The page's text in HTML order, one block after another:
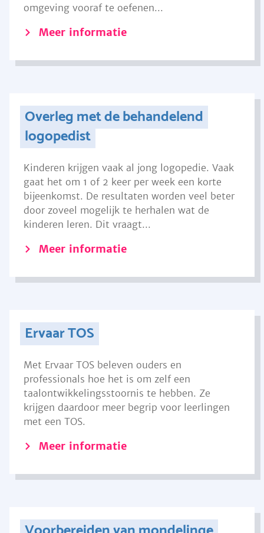
omgeving vooraf te oefenen...
Meer informatie
Overleg met de behandelend
logopedist
Kinderen krijgen vaak al jong logopedie. Vaak
gaat het om 1 of 2 keer per week een korte
bijeenkomst. De resultaten worden veel beter
door zoveel mogelijk te herhalen wat de
kinderen leren. Dit vraagt...
Meer informatie
Ervaar TOS
Met Ervaar TOS beleven ouders en
professionals hoe het is om zelf een
taalontwikkelingsstoornis te hebben. Ze
krijgen daardoor meer begrip voor leerlingen
met een TOS.
Meer informatie